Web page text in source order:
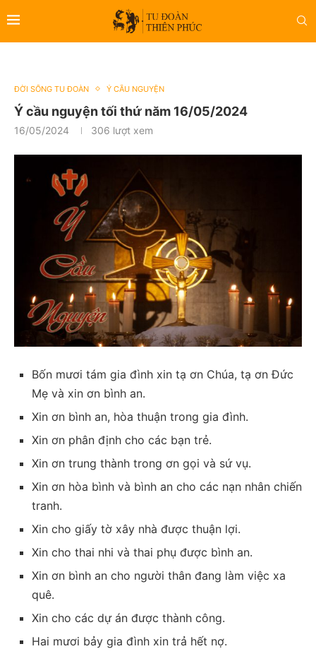
ĐỜI SỐNG TU ĐOÀN Ý CẦU NGUYỆN
Ý cầu nguyện tối thứ năm 16/05/2024
16/05/2024 306 lượt xem
Bốn mươi tám gia đình xin tạ ơn Chúa, tạ ơn Đức
Mẹ và xin ơn bình an.
Xin ơn bình an, hòa thuận trong gia đình.
Xin ơn phân định cho các bạn trẻ.
Xin ơn trung thành trong ơn gọi và sứ vụ.
Xin ơn hòa bình và bình an cho các nạn nhân chiến
tranh.
Xin cho giấy tờ xây nhà được thuận lợi.
Xin cho thai nhi và thai phụ được bình an.
Xin ơn bình an cho người thân đang làm việc xa
quê.
Xin cho các dự án được thành công.
Hai mươi bảy gia đình xin trả hết nợ.